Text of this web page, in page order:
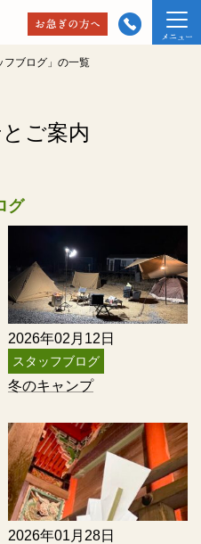
フブログ」の一覧
ご案内
グ
2026年02月12日
スタッフブログ
冬のキャンプ
2026年01月28日